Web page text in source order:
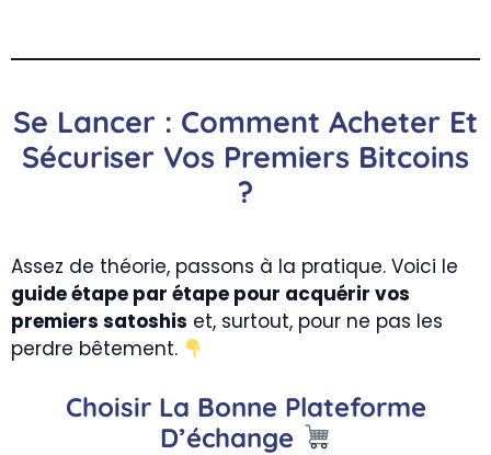
Se Lancer : Comment Acheter Et
Sécuriser Vos Premiers Bitcoins
?
Assez de théorie, passons à la pratique. Voici le
guide étape par étape pour acquérir vos
premiers satoshis et, surtout, pour ne pas les
perdre bêtement.
Choisir La Bonne Plateforme
D’échange